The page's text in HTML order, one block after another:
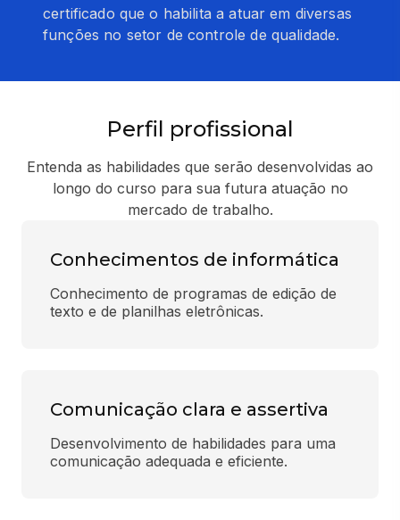
certificado que o habilita a atuar em diversas
funções no setor de controle de qualidade.
Perfil profissional
Entenda as habilidades que serão desenvolvidas ao
longo do curso para sua futura atuação no
mercado de trabalho.
Conhecimentos de informática
Conhecimento de programas de edição de
texto e de planilhas eletrônicas.
Comunicação clara e assertiva
Desenvolvimento de habilidades para uma
comunicação adequada e eficiente.